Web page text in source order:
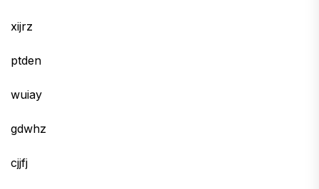
xijrz
ptden
wuiay
gdwhz
cjjfj